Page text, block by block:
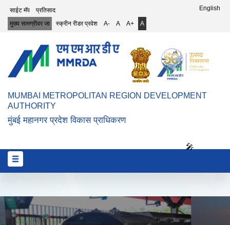
Top Header Menu
साईट मॅप
प्रतिसाद
मुख्य सामग्रीवर जा
स्क्रीन रीडर प्रवेश A- A A+ A
English
MUMBAI METROPOLITAN REGION DEVELOPMENT
AUTHORITY
मुंबई महानगर प्रदेश विकास प्राधिकरण
🎤